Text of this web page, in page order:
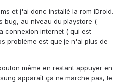
et j'ai donc installé la rom iDroid.
bug, au niveau du playstore (
connexion internet ( qui est
problème est que je n'ai plus de
même en restant appuyer en
apparaît ça ne marche pas, le